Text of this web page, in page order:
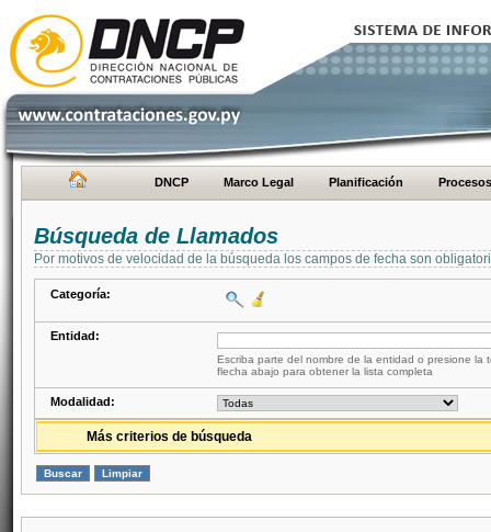
DNCP Marco Legal Planificación Procesos
Búsqueda de Llamados
Por motivos de velocidad de la búsqueda los campos de fecha son
Categoría:
Entidad:
Escriba parte del nombre de la entidad o presione la
flecha abajo para obtener la lista completa
Modalidad:
Más criterios de búsqueda